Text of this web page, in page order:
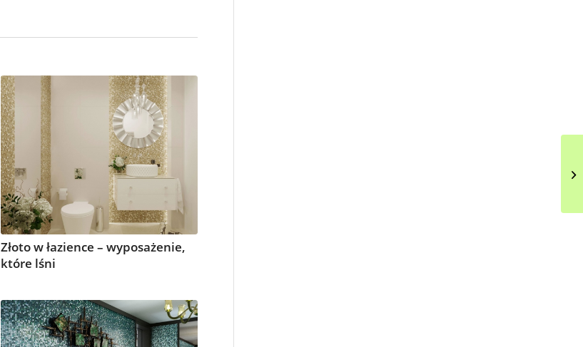
Złoto w łazience – wyposażenie,
które lśni